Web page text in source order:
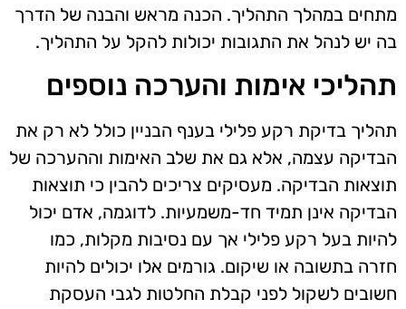
מתחים במהלך התהליך. הכנה מראש והבנה של הדרך
בה יש לנהל את התגובות יכולות להקל על התהליך.
תהליכי אימות והערכה נוספים
תהליך בדיקת רקע פלילי בענף הבניין כולל לא רק את
הבדיקה עצמה, אלא גם את שלב האימות וההערכה של
תוצאות הבדיקה. מעסיקים צריכים להבין כי תוצאות
הבדיקה אינן תמיד חד-משמעיות. לדוגמה, אדם יכול
להיות בעל רקע פלילי אך עם נסיבות מקלות, כמו
חזרה בתשובה או שיקום. גורמים אלו יכולים להיות
חשובים לשקול לפני קבלת החלטות לגבי העסקת